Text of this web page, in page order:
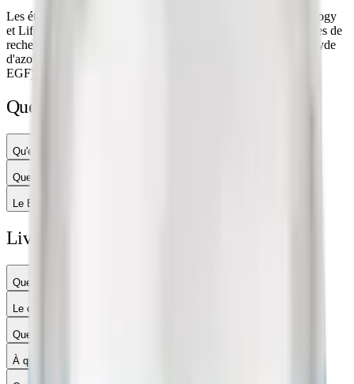
Les études publiées dans des revues comme Journal of Physiology
et Life Sciences examinent le rôle du BPC-157 dans les modèles de
recherche préclinique, notamment sur la modulation du monoxyde
d'azote (NO) et l'expression de facteurs de croissance (VEGF,
EGF).
Questions sur ce produit
Qu'est-ce que le BPC-157 ?
Quelle est la différence entre BPC-157 et TB-500 ?
Le BPC-157 est-il stable ?
Livraison, paiement & usage
Quel est le délai de livraison ?
Le colis est-il discret ?
Quels moyens de paiement sont acceptés ?
À qui s'adressent ces produits ?